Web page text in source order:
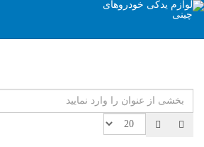
بخشی از عنوان را وارد نمایید